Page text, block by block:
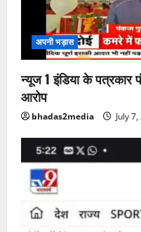
अपनी भड़ास
न्यूज 1 इंडिया के
आरोप
bhadas2media July